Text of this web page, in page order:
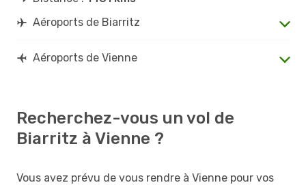
Aéroports de Biarritz
Aéroports de Vienne
Recherchez-vous un vol de
Biarritz à Vienne ?
Vous avez prévu de vous rendre à Vienne pour vos